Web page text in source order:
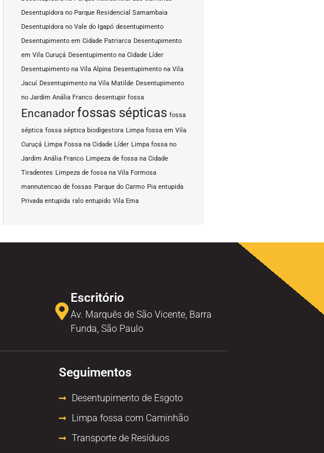
Desentupidora no Parque Residencial Samambaia
Desentupidora no Vale do Igapó desentupimento
Desentupimento em Cidade Patriarca Desentupimento
em Vila Curuçá Desentupimento na Cidade Líder
Desentupimento na Vila Alpina Desentupimento na Vila
Jacuí Desentupimento na Vila Matilde Desentupimento
no Jardim Anália Franco desentupir fossa
Encanadorfossas sépticas fossa
séptica fossa séptica biodigestora Limpa fossa em Vila
Curuçá Limpa Fossa na Cidade Líder Limpa fossa no
Jardim Anália Franco Limpeza de fossa na Cidade
Tiradentes Limpeza de fossa na Vila Formosa
mannutencao de fossas Parque do Carmo Pia entupida
Privada entupida ralo entupido Vila Ema
Escritório
Av. Marquês de São Vicente, Barra
Funda, São Paulo
Seguimentos
Desentupimento de Esgoto
Limpa fossa com Caminhão
Transporte de Resíduos